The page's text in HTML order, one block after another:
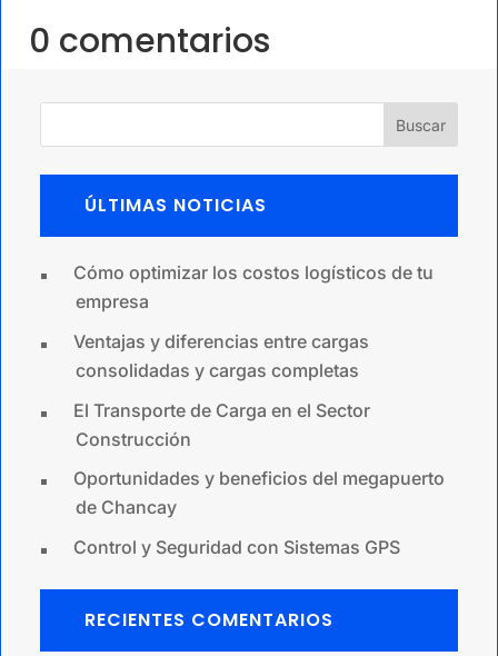
0 comentarios
Buscar
ÚLTIMAS NOTICIAS
Cómo optimizar los costos logísticos de tu
empresa
Ventajas y diferencias entre cargas
consolidadas y cargas completas
El Transporte de Carga en el Sector
Construcción
Oportunidades y beneficios del megapuerto
de Chancay
Control y Seguridad con Sistemas GPS
RECIENTES COMENTARIOS